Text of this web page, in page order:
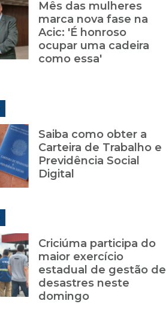
Mês das mulheres
marca nova fase na
Acic: 'É honroso
ocupar uma cadeira
como essa'
Saiba como obter a
Carteira de Trabalho e
Previdência Social
Digital
Criciúma participa do
maior exercício
estadual de gestão de
desastres neste
domingo